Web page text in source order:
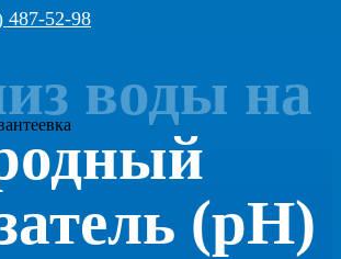
487-52-98
воды на
(pH)